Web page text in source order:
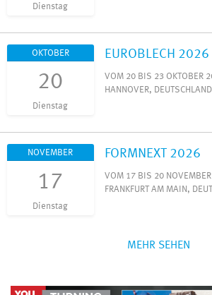
Dienstag
OKTOBER
20
Dienstag
EUROBLECH 2026
VOM 20 BIS 23 OKTOBER
HANNOVER, DEUTSCHLAND
NOVEMBER
17
Dienstag
FORMNEXT 2026
VOM 17 BIS 20
FRANKFURT AM MAIN,
MEHR SEHEN